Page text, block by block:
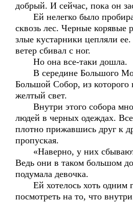
добрый. И сейчас, пока он
Ей нелегко было
сквозь лес. Черные корявые
злые кустарники цепляли
ветер сбивал с ног.
Но она все-таки дошла.
В середине Большого
Большой Собор, из которого
желтый свет.
Внутри этого собора
людей в черных одеждах.
плотно прижавшись друг к
пропуская.
«Наверно, у них
Ведь они в таком большом
подумала девочка.
Ей хотелось хоть одним
посмотреть на то, что